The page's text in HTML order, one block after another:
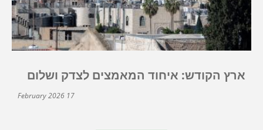
ארץ הקודש: איחוד המאמצים לצדק ושלום
17 February 2026